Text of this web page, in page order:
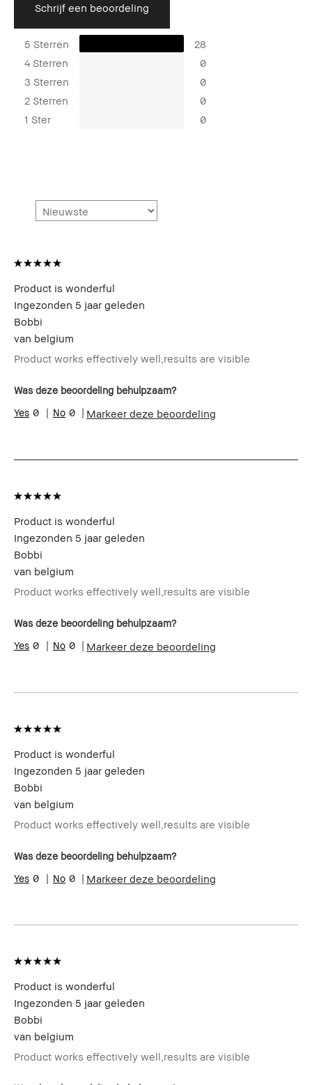
Schrijf een beoordeling
5 Sterren
28
4 Sterren
0
3 Sterren
0
2 Sterren
0
1 Ster
0
Product is wonderful
Ingezonden 5 jaar geleden
Bobbi
van belgium
Product works effectively well,results are visible
Was deze beoordeling behulpzaam?
0 0 Markeer deze beoordeling
Product is wonderful
Ingezonden 5 jaar geleden
Bobbi
van belgium
Product works effectively well,results are visible
Was deze beoordeling behulpzaam?
0 0 Markeer deze beoordeling
Product is wonderful
Ingezonden 5 jaar geleden
Bobbi
van belgium
Product works effectively well,results are visible
Was deze beoordeling behulpzaam?
0 0 Markeer deze beoordeling
Product is wonderful
Ingezonden 5 jaar geleden
Bobbi
van belgium
Product works effectively well,results are visible